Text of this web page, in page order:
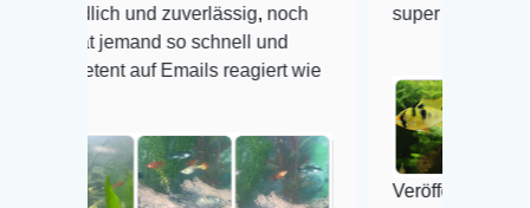
und zuverlässig, noch
so schnell und
auf Emails reagiert wie
super Zustand. Gerne
Veröffentlicht auf Google